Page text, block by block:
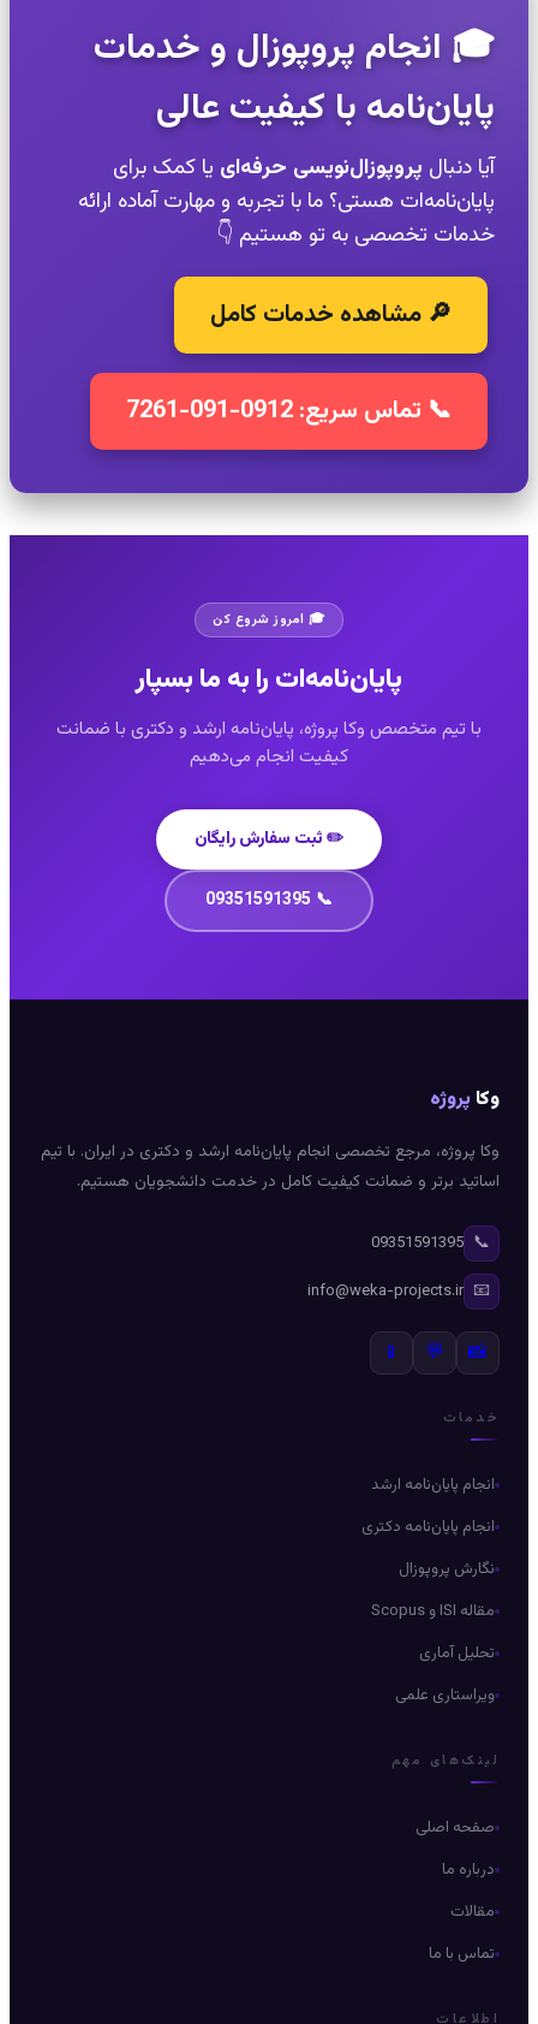
🎓 انجام پروپوزال و خدمات
پایان‌نامه با کیفیت عالی
آیا دنبالپروپوزال‌نویسی حرفه‌اییا کمک برای
پایان‌نامه‌ات هستی؟ ما با تجربه و مهارت آماده ارائه
خدمات تخصصی به تو هستیم 👇
🔎 مشاهده خدمات کامل
📞 تماس سریع: 0912-091-7261
🎓 امروز شروع کن
پایان‌نامه‌ات را به ما بسپار
با تیم متخصص وکا پروژه، پایان‌نامه ارشد و دکتری با ضمانت
کیفیت انجام می‌دهیم
✏️ ثبت سفارش رایگان
📞 09351591395
پروژه
پروژه، مرجع تخصصی انجام پایان‌نامه ارشد و دکتری در ایران. با تیم
برتر و ضمانت کیفیت کامل در خدمت دانشجویان هستیم.
09351591395
info@weka-projects.ir
💬
📱
انجام پایان‌نامه ارشد
انجام پایان‌نامه دکتری
نگارش پروپوزال
مقاله ISI و Scopus
تحلیل آماری
ویراستاری علمی
مهم
صفحه اصلی
درباره ما
مقالات
تماس با ما